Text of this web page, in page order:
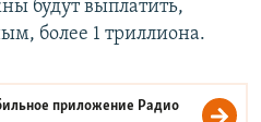
будут выплатить,
более 1 триллиона.
приложение Радио